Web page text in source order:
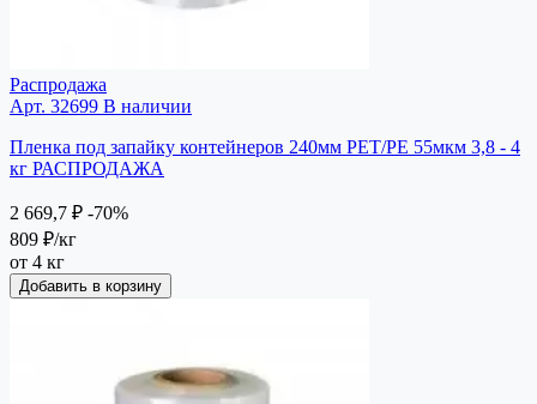
Распродажа
Арт. 32699 В наличии
Пленка под запайку контейнеров 240мм РЕТ/РЕ 55мкм 3,8 - 4
кг РАСПРОДАЖА
2 669,7 ₽ -70%
809 ₽/кг
от 4 кг
Добавить в корзину